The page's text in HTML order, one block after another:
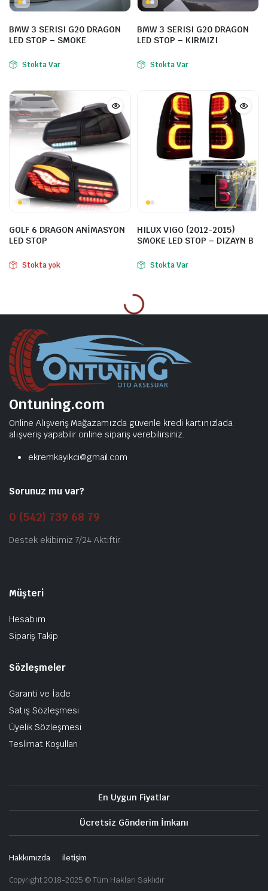
BMW 3 SERISI G20 DRAGON
LED STOP – SMOKE
Stokta Var
BMW 3 SERISI G20 DRAGON
LED STOP – KIRMIZI
Stokta Var
GOLF 6 DRAGON ANİMASYON
LED STOP
Stokta yok
HILUX VIGO (2012-2015)
SMOKE LED STOP – DIZAYN B
Stokta Var
Ontuning.com
Online Alışveriş Mağazamızda güvenle kredi kartınızlada
alışveriş yapabilir online sipariş verebilirsiniz.
ekremkayikci@gmail.com
Sorunuz mu var?
0 (542) 739 68 79
Destek ekibimiz 7/24 Aktiftir.
Müşteri
Hesabım
Sipariş Takip
Sözleşmeler
Garanti ve İade
Satış Sözleşmesi
Üyelik Sözleşmesi
Teslimat Koşulları
En Uygun Fiyatlar
Ücretsiz Gönderim İmkanı
Hakkımızda iletişim
Copyright 2018-2025 © Tüm Hakları Saklıdır